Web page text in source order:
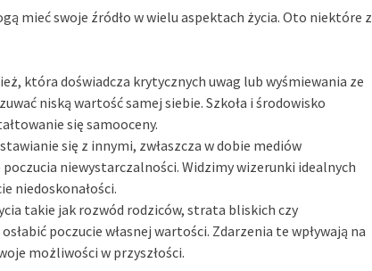
mieć swoje źródło w wielu aspektach życia. Oto niektóre z
która doświadcza krytycznych uwag lub wyśmiewania ze
niską wartość samej siebie. Szkoła i środowisko
się samooceny.
się z innymi, zwłaszcza w dobie mediów
niewystarczalności. Widzimy wizerunki idealnych
niedoskonałości.
takie jak rozwód rodziców, strata bliskich czy
poczucie własnej wartości. Zdarzenia te wpływają na
możliwości w przyszłości.